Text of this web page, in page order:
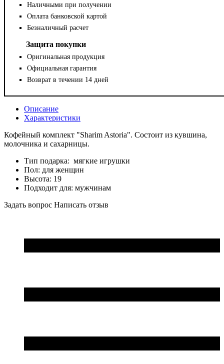
Наличными при получении
Оплата банковской картой
Безналичный расчет
Защита покупки
Оригинальная продукция
Официальная гарантия
Возврат в течении 14 дней
Описание
Характеристики
Кофейный комплект "Sharim Astoria". Состоит из кувшина,
молочника и сахарницы.
Тип подарка: мягкие игрушки
Пол: для женщин
Высота: 19
Подходит для: мужчинам
Задать вопрос Написать отзыв